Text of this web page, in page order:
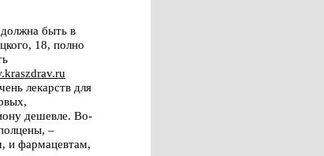
быть в
18, полно
лекарств для
дешевле. Во-
–
и фармацевтам,